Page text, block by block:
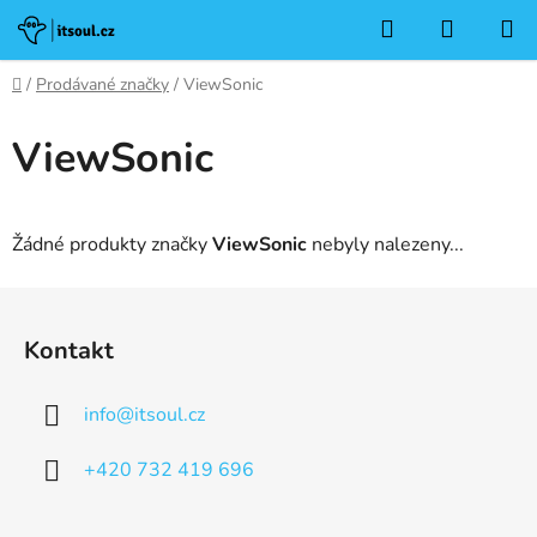
Přejít
na
obsah
Hledat
KOŠÍK
Domů
/ Prodávané značky / ViewSonic
ViewSonic
Žádné produkty značkyViewSonic nebyly nalezeny...
Kontakt
info@itsoul.cz
+420 732 419 696